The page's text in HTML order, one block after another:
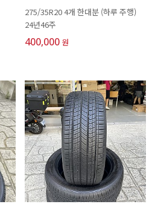
275/35R20 4개 한대분 (하루 주행)
24년46주
400,000 원